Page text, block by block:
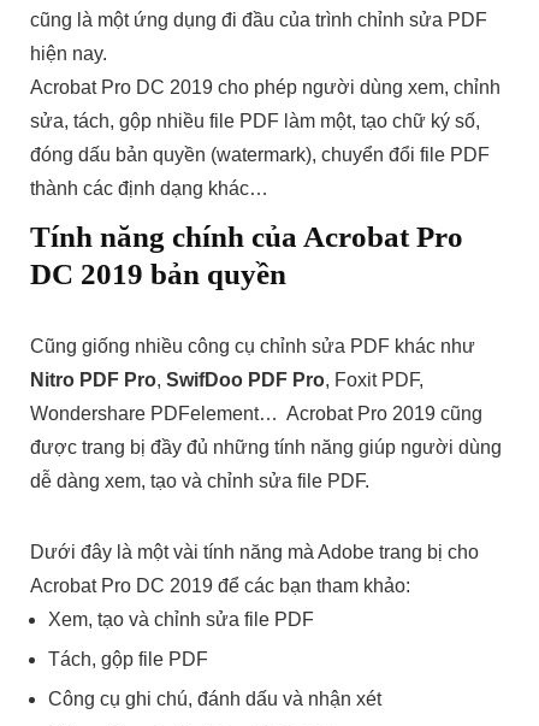
cũng là một ứng dụng đi đầu của trình chỉnh sửa PDF
hiện nay.
Acrobat Pro DC 2019 cho phép người dùng xem, chỉnh
sửa, tách, gộp nhiều file PDF làm một, tạo chữ ký số,
đóng dấu bản quyền (watermark), chuyển đổi file PDF
thành các định dạng khác…
Tính năng chính của Acrobat Pro
DC 2019 bản quyền
Cũng giống nhiều công cụ chỉnh sửa PDF khác như
Nitro PDF Pro, SwifDoo PDF Pro, Foxit PDF,
Wondershare PDFelement… Acrobat Pro 2019 cũng
được trang bị đầy đủ những tính năng giúp người dùng
dễ dàng xem, tạo và chỉnh sửa file PDF.
Dưới đây là một vài tính năng mà Adobe trang bị cho
Acrobat Pro DC 2019 để các bạn tham khảo:
Xem, tạo và chỉnh sửa file PDF
Tách, gộp file PDF
Công cụ ghi chú, đánh dấu và nhận xét